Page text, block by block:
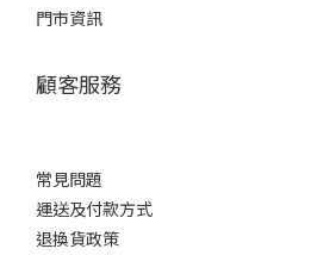
門市資訊
顧客服務
常見問題
運送及付款方式
退換貨政策